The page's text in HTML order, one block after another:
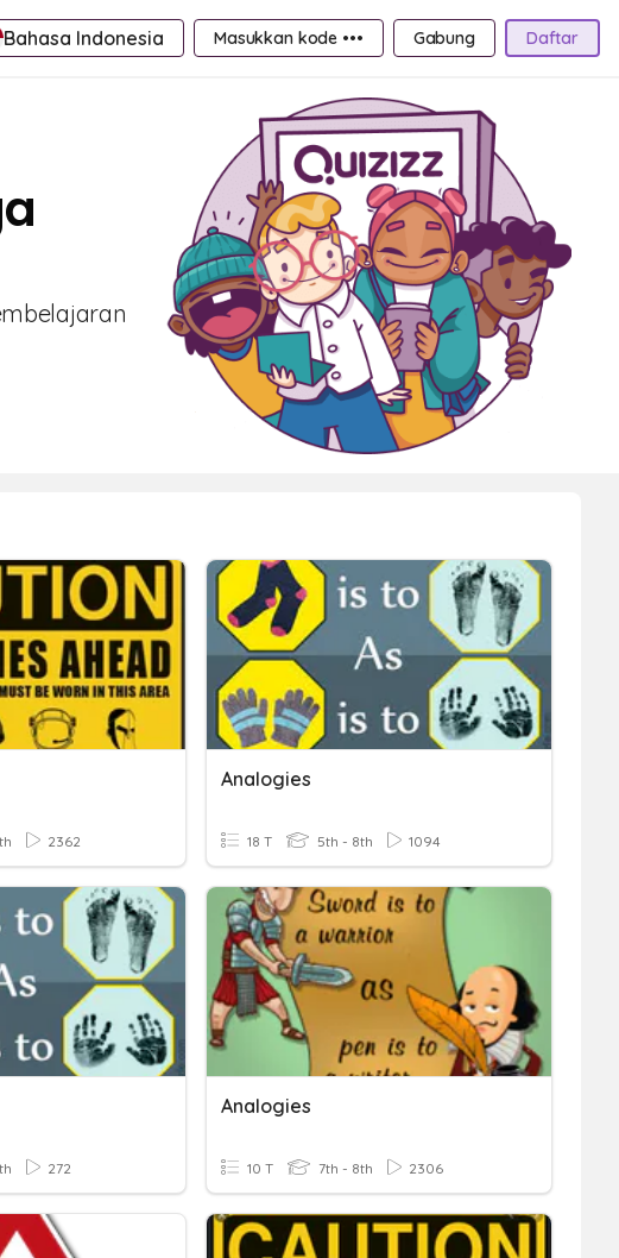
Bahasa Indonesia Masukkan kode ••• Gabung Daftar
2362
Analogies
18 T 5th - 8th 1094
272
Analogies
10 T 7th - 8th 2306